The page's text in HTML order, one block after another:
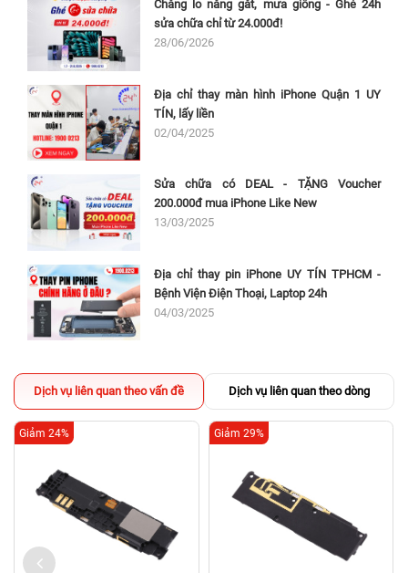
Chẳng lo nắng gắt, mưa giông - Ghé 24h
sửa chữa chỉ từ 24.000đ!
28/06/2026
Địa chỉ thay màn hình iPhone Quận 1 UY
TÍN, lấy liền
02/04/2025
Sửa chữa có DEAL - TẶNG Voucher
200.000đ mua iPhone Like New
13/03/2025
Địa chỉ thay pin iPhone UY TÍN TPHCM -
Bệnh Viện Điện Thoại, Laptop 24h
04/03/2025
Dịch vụ liên quan theo vấn đề Dịch vụ liên quan theo dòng
Giảm 24% Giảm 29%